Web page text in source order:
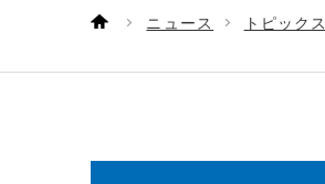
ニュース トピックス